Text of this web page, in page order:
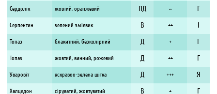
Сердолік жовтий, оранжевий ПД ~ Г
Серпентин зелений змієвик В ++
Топаз блакитний, безколірний Д + Г
Топаз жовтий, винний, рожевий Д ++ Г
Уваровіт яскравоо-зелена щітка Д +++ Я
Халцедон сіруватий, жовтуватий В + Г